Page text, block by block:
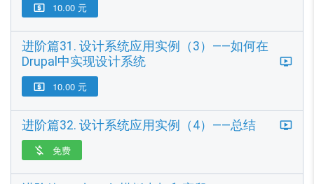
 10.00 元
进阶篇31. 设计系统应用实例（3）——如何在
Drupal中实现设计系统
 10.00 元
进阶篇32. 设计系统应用实例（4）——总结
 免费